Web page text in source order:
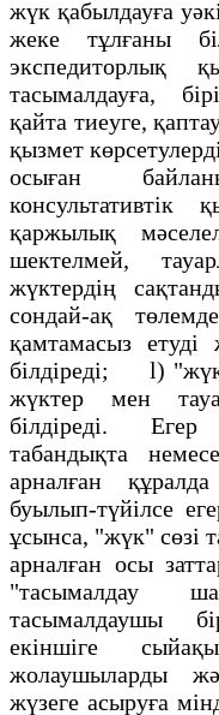
жүк қабылдауға
жеке тұлғаны
экспедиторлық
тасымалдауға,
қайта тиеуге,
қызмет
осыған
консультативтiк
қаржылық
шектелмей,
жүктердің
сондай-ақ
қамтамасыз етудi
бiлдiредi; l) "жүк"
жүктер мен
бiлдiредi. Егер
табандықта
арналған
буылып-түйiлсе
ұсынса, "жүк" сөзi
арналған осы
"тасымалдау
тасымалдаушы
екiншіге
жолаушыларды
жүзеге асыруға